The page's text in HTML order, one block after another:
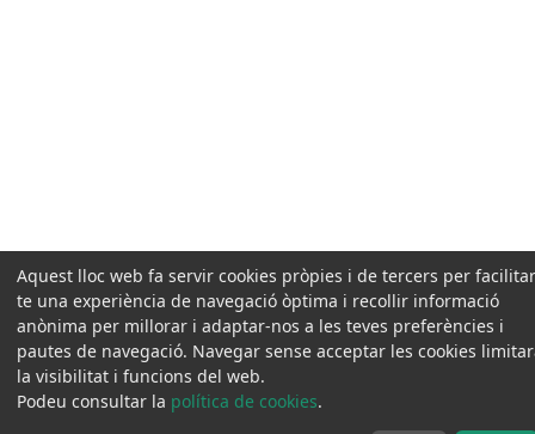
Aquest lloc web fa servir cookies pròpies i de tercers per
te una experiència de navegació òptima i recollir informació
anònima per millorar i adaptar-nos a les teves preferències i
pautes de navegació. Navegar sense acceptar les cookies
la visibilitat i funcions del web.
Podeu consultar la política de cookies.